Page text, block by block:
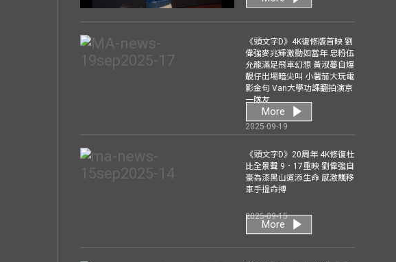
《頭文字D》4K復修版首映 劉
偉強麥兆輝激動如當年 忠粉伍
允龍滿足飛車幻想 黃淑蔓自爆
靚仔出場暗尖叫 小薯茄大玩電
影金句 Van大學功課翻拍演京
一隊友
2025-09-19
More
《頭文字D》20周年 4K修復杜
比全景聲 9．17重映 劉偉強自
豪為漆黑山道添生命 感激飄移
車手搵命搏
2025-09-15
More